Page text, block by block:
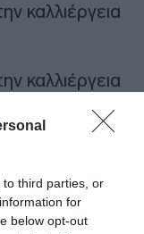
third parties, or
for
below opt-out
καλλιέργεια
καλλιέργεια
τομέα του
64.862.472